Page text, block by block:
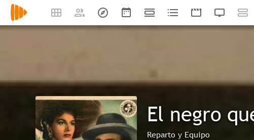
El negro
Reparto y Equipo